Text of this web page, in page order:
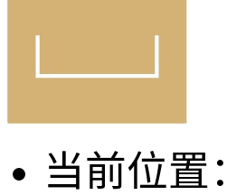
当前位置：